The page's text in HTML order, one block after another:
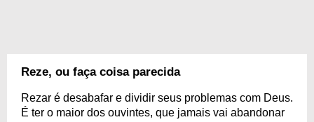
Reze, ou faça coisa parecida
Rezar é desabafar e dividir seus problemas com Deus.
É ter o maior dos ouvintes, que jamais vai abandonar